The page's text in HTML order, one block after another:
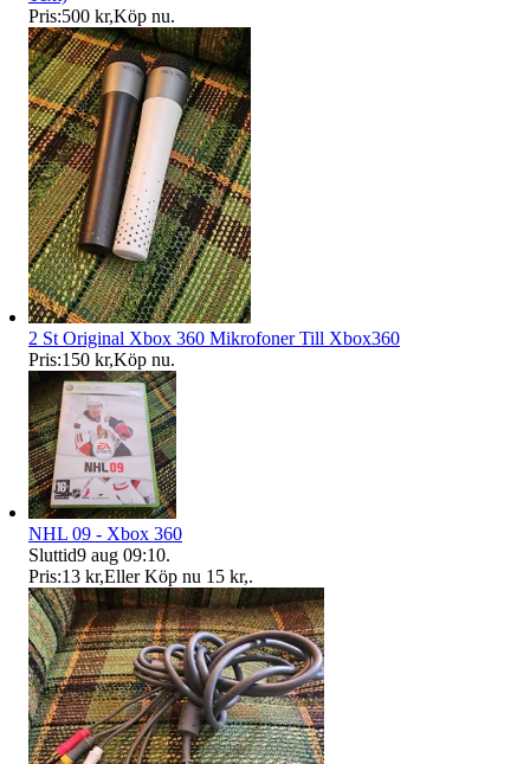
Pris:500 kr,Köp nu.
2 St Original Xbox 360 Mikrofoner Till Xbox360
Pris:150 kr,Köp nu.
NHL 09 - Xbox 360
Sluttid9 aug 09:10.
Pris:13 kr,Eller Köp nu 15 kr,.